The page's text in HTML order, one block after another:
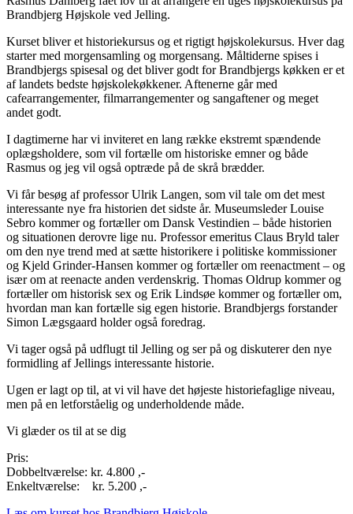
Brandbjerg Højskole ved Jelling.
Kurset bliver et historiekursus og et rigtigt højskolekursus. Hver dag
starter med morgensamling og morgensang. Måltiderne spises i
Brandbjergs spisesal og det bliver godt for Brandbjergs køkken er et
af landets bedste højskolekøkkener. Aftenerne går med
cafearrangementer, filmarrangementer og sangaftener og meget
andet godt.
I dagtimerne har vi inviteret en lang række ekstremt spændende
oplægsholdere, som vil fortælle om historiske emner og både
Rasmus og jeg vil også optræde på de skrå brædder.
Vi får besøg af professor Ulrik Langen, som vil tale om det mest
interessante nye fra historien det sidste år. Museumsleder Louise
Sebro kommer og fortæller om Dansk Vestindien – både historien
og situationen derovre lige nu. Professor emeritus Claus Bryld taler
om den nye trend med at sætte historikere i politiske kommissioner
og Kjeld Grinder-Hansen kommer og fortæller om reenactment – og
især om at reenacte anden verdenskrig. Thomas Oldrup kommer og
fortæller om historisk sex og Erik Lindsøe kommer og fortæller om,
hvordan man kan fortælle sig egen historie. Brandbjergs forstander
Simon Lægsgaard holder også foredrag.
Vi tager også på udflugt til Jelling og ser på og diskuterer den nye
formidling af Jellings interessante historie.
Ugen er lagt op til, at vi vil have det højeste historiefaglige niveau,
men på en letforståelig og underholdende måde.
Vi glæder os til at se dig
Pris:
Dobbeltværelse: kr. 4.800 ,-
Enkeltværelse: kr. 5.200 ,-